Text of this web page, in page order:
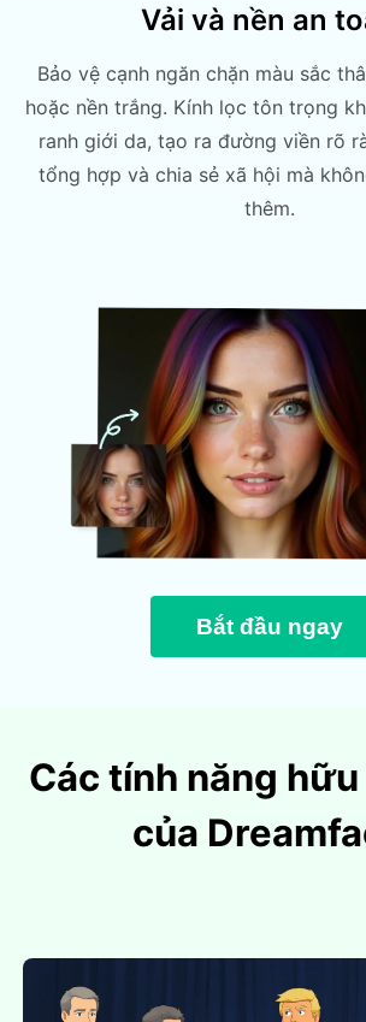
Vải và nền an
Bảo vệ cạnh ngăn chặn màu sắc
hoặc nền trắng. Kính lọc tôn trọng
ranh giới da, tạo ra đường viền rõ
tổng hợp và chia sẻ xã hội mà
thêm.
Bắt đầu ngay
Các tính năng
của